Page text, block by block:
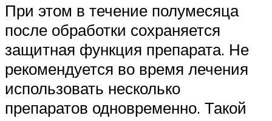
При этом в течение полумесяца
после обработки сохраняется
защитная функция препарата. Не
рекомендуется во время лечения
использовать несколько
препаратов одновременно. Такой